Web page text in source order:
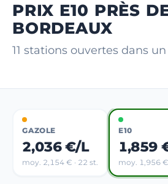
PRIX E10 PRÈS
BORDEAUX
11 stations ouvertes dans
GAZOLE
2,036 €/L
moy. 2,154 € · 22 st.
E10
1,859
moy. 1,956 €